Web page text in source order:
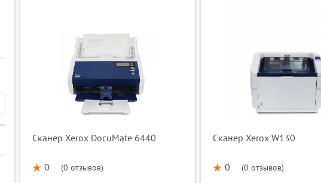
Сканер Xerox DocuMate 6440
0 (0 отзывов)
Сканер Xerox W130
0 (0 отзывов)